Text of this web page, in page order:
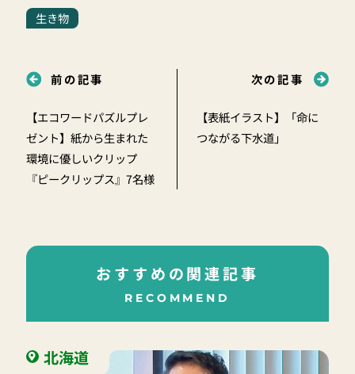
生き物
前の記事
【エコワードパズルプレ
ゼント】紙から生まれた
環境に優しいクリップ
『ピークリップス』7名様
次の記事
【表紙イラスト】「命に
つながる下水道」
おすすめの関連記事
RECOMMEND
北海道